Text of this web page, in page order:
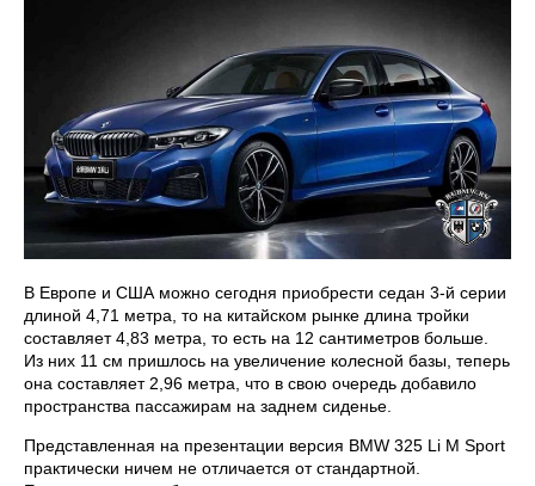
В Европе и США можно сегодня приобрести седан 3-й серии
длиной 4,71 метра, то на китайском рынке длина тройки
составляет 4,83 метра, то есть на 12 сантиметров больше.
Из них 11 см пришлось на увеличение колесной базы, теперь
она составляет 2,96 метра, что в свою очередь добавило
пространства пассажирам на заднем сиденье.
Представленная на презентации версия BMW 325 Li M Sport
практически ничем не отличается от стандартной.